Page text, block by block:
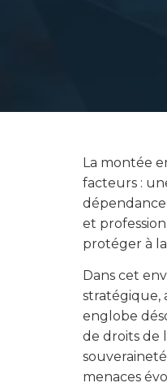
La montée
facteurs :
dépendance
et
protéger à
Dans cet
stratégique,
englobe
de droits de
menaces